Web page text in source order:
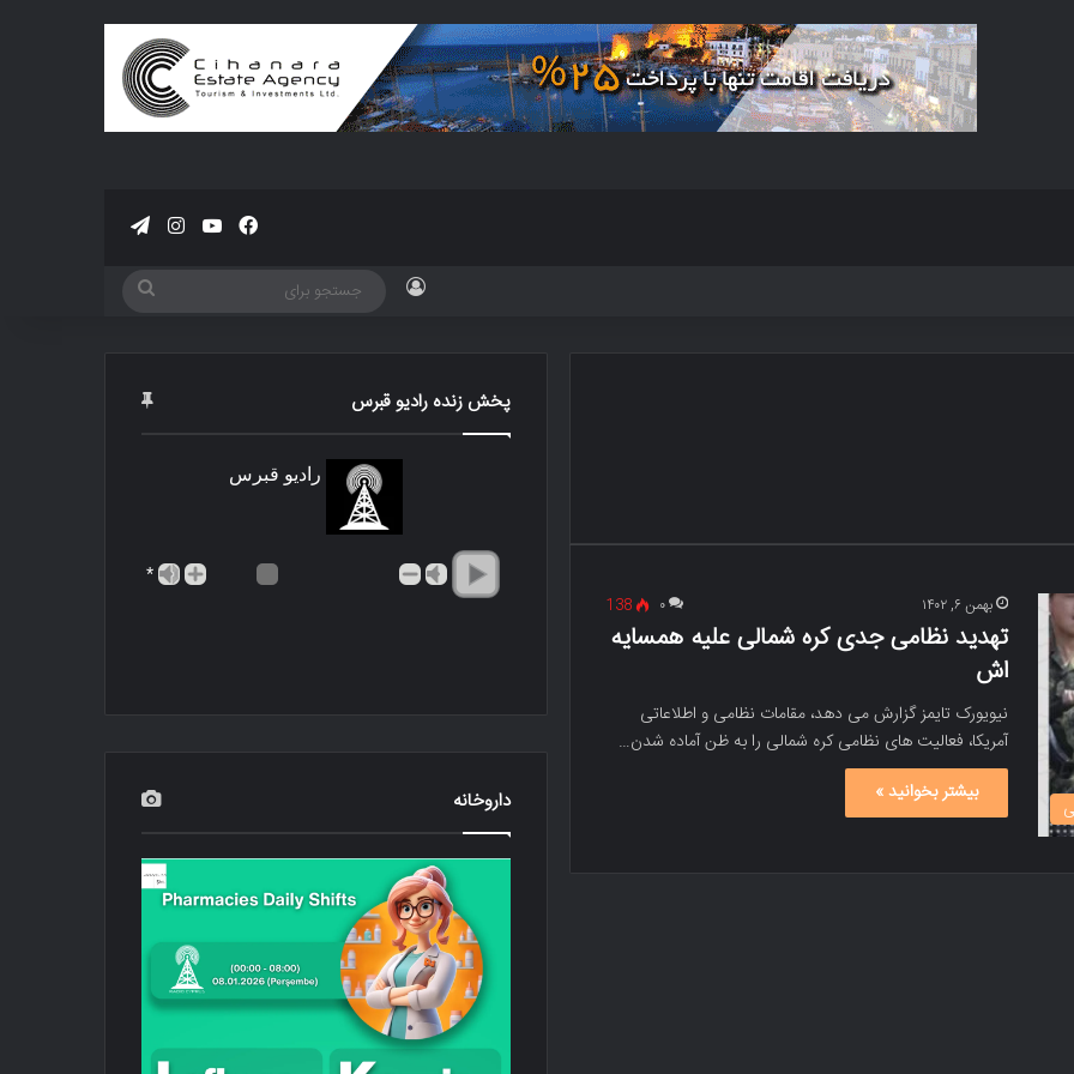
فیسبوکیوتیوباینستاگرام
بهمن ۶, ۱۴۰۲ ۰ 138
تهدید نظامی جدی کره شمالی علیه همسایه
اش
نیویورک تایمز گزارش می دهد، مقامات نظامی و اطلاعاتی
آمریکا، فعالیت های نظامی کره شمالی را به ظن آماده شدن…
بیشتر بخوانید »
پخش زنده رادیو قبرس
رادیو قبرس
*
داروخانه